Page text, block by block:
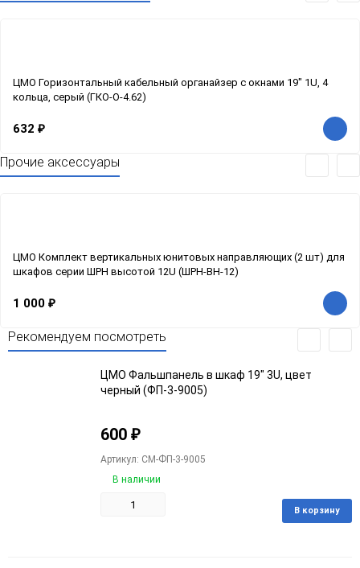
ЦМО Горизонтальный кабельный органайзер с окнами 19" 1U, 4
кольца, серый (ГКО-О-4.62)
632 ₽
Прочие аксессуары
ЦМО Комплект вертикальных юнитовых направляющих (2 шт) для
шкафов серии ШРН высотой 12U (ШРН-ВН-12)
1 000 ₽
Рекомендуем посмотреть
ЦМО Фальшпанель в шкаф 19" 3U, цвет
черный (ФП-3-9005)
600 ₽
Артикул: CM-ФП-3-9005
В наличии
В корзину